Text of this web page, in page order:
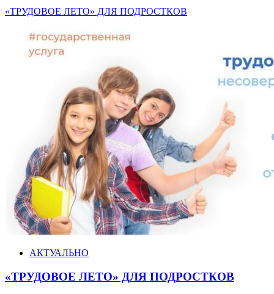
«ТРУДОВОЕ ЛЕТО» ДЛЯ ПОДРОСТКОВ
АКТУАЛЬНО
«ТРУДОВОЕ ЛЕТО» ДЛЯ ПОДРОСТКОВ